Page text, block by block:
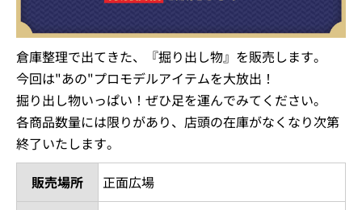
倉庫整理で出てきた、『掘り出し物』を販売します。
今回は"あの"プロモデルアイテムを大放出！
掘り出し物いっぱい！ぜひ足を運んでみてください。
各商品数量には限りがあり、店頭の在庫がなくなり次第
終了いたします。
販売場所
正面広場